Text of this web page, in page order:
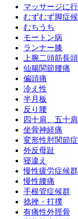
マッサージに
むずむず脚症
むちうち
モートン病
ランナー膝
上腕二頭筋長
仙腸関節腰痛
偏頭痛
冷え性
半月板
反り腰
四十肩、五十肩
坐骨神経痛
変形性肘関節症
外反母趾
寝違え
慢性疲労症候群
慢性腰痛
手根管症候群
捻挫・打撲
有痛性外脛骨